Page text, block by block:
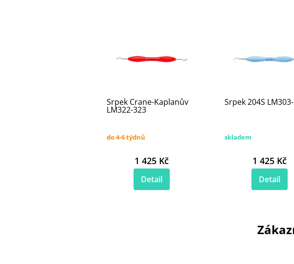
Srpek Crane-Kaplanův
LM322-323
do 4-6 týdnů
1 425 Kč
Detail
Srpek 204S
skladem
1 425 Kč
Detail